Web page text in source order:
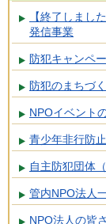
【終了しまし
発信事業
防犯キャンペ
防犯のまちづ
NPOイベント
青少年非行防
自主防犯団体
管内NPO法人
NPO法人の皆